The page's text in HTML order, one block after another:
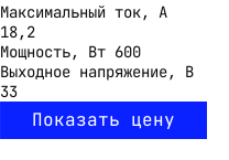
Максимальный ток, А
18,2
Мощность, Вт 600
Выходное напряжение, В
33
Показать цену